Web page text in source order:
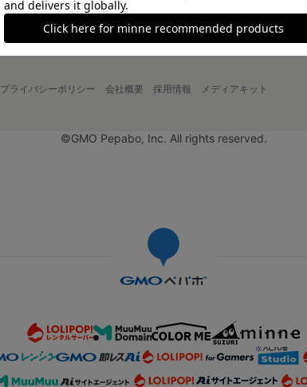
プライバシーポリシー 会社概要 採用情報 メディアキット
©GMO Pepabo, Inc. All rights reserved.